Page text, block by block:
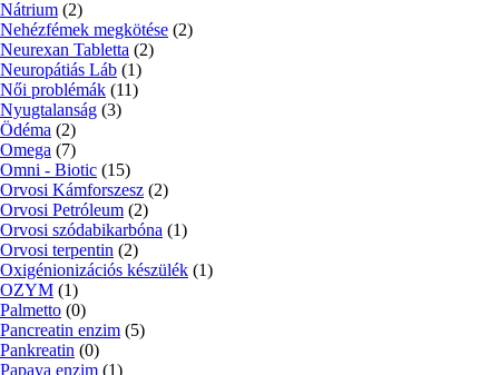
Nátrium (2)
Nehézfémek megkötése (2)
Neurexan Tabletta (2)
Neuropátiás Láb (1)
Női problémák (11)
Nyugtalanság (3)
Ödéma (2)
Omega (7)
Omni - Biotic (15)
Orvosi Kámforszesz (2)
Orvosi Petróleum (2)
Orvosi szódabikarbóna (1)
Orvosi terpentin (2)
Oxigénionizációs készülék (1)
OZYM (1)
Palmetto (0)
Pancreatin enzim (5)
Pankreatin (0)
Papaya enzim (1)